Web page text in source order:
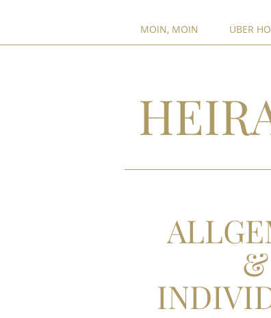
MOIN, MOIN ÜBER
&